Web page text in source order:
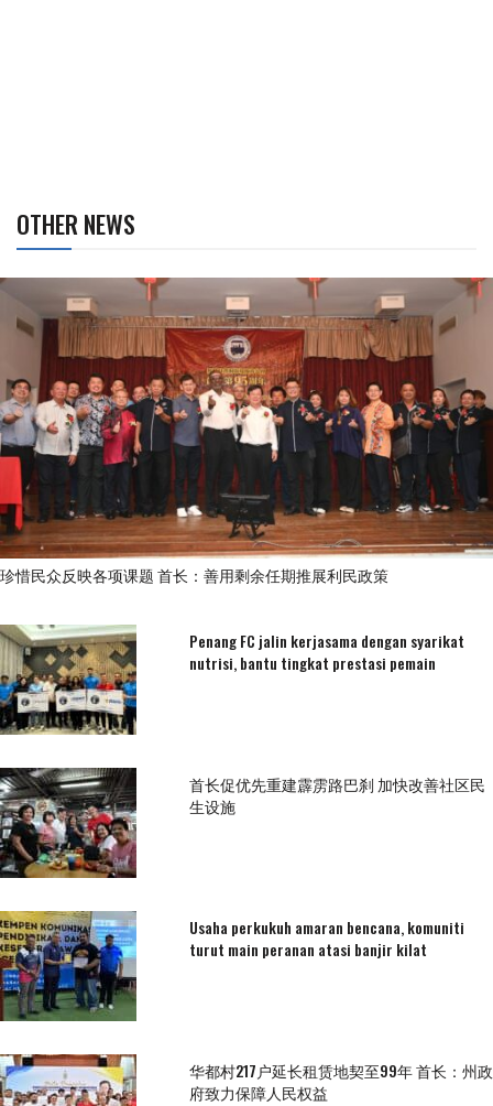
OTHER NEWS
珍惜民众反映各项课题 首长：善用剩余任期推展利民政策
Penang FC jalin kerjasama dengan syarikat
nutrisi, bantu tingkat prestasi pemain
首长促优先重建霹雳路巴刹 加快改善社区民
生设施
Usaha perkukuh amaran bencana, komuniti
turut main peranan atasi banjir kilat
华都村217户延长租赁地契至99年 首长：州政
府致力保障人民权益